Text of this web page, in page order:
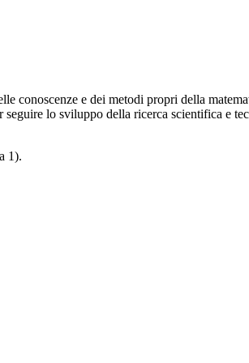
conoscenze e dei metodi propri della
seguire lo sviluppo della ricerca scientifica e
1).